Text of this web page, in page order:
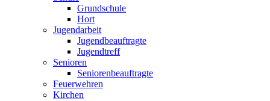
Grundschule
Hort
Jugendarbeit
Jugendbeauftragte
Jugendtreff
Senioren
Seniorenbeauftragte
Feuerwehren
Kirchen